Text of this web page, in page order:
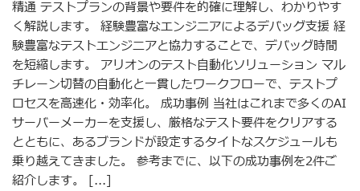
精通 テストプランの背景や要件を的確に理解し、わかりやす
く解説します。 経験豊富なエンジニアによるデバッグ支援 経
験豊富なテストエンジニアと協力することで、デバッグ時間
を短縮します。 アリオンのテスト自動化ソリューション マル
チレーン切替の自動化と一貫したワークフローで、テストプ
ロセスを高速化・効率化。 成功事例 当社はこれまで多くのAI
サーバーメーカーを支援し、厳格なテスト要件をクリアする
とともに、あるブランドが設定するタイトなスケジュールも
乗り越えてきました。 参考までに、以下の成功事例を2件ご
紹介します。 [...]